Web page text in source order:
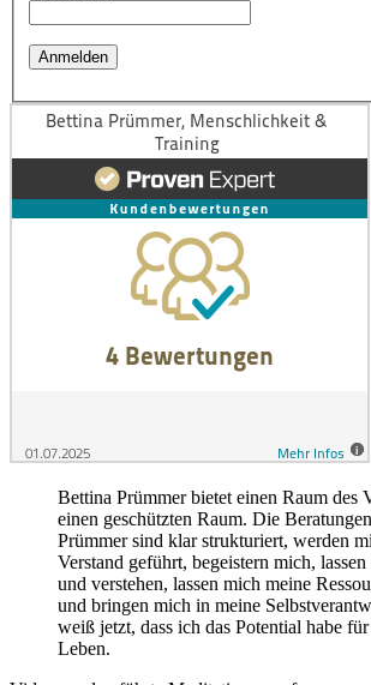
Bettina Prümmer bietet einen Raum des
einen geschützten Raum. Die
Prümmer sind klar strukturiert, werden
Verstand geführt, begeistern mich,
und verstehen, lassen mich meine
und bringen mich in meine
weiß jetzt, dass ich das Potential habe
Leben.